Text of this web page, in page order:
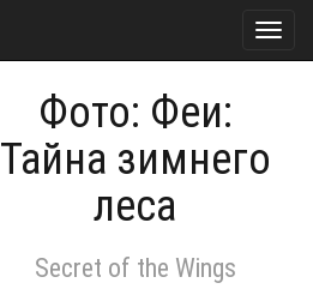
Фото: Феи:
Тайна зимнего
леса
Secret of the Wings